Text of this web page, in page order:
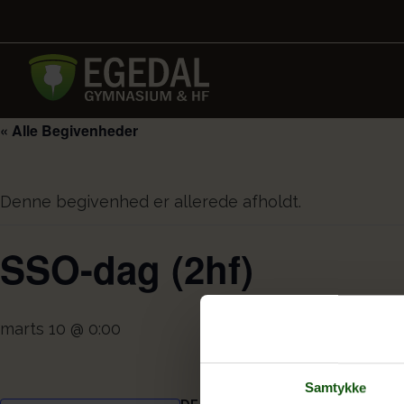
Samtykke
« Alle Begivenheder
Denne begivenhed er allerede afholdt.
SSO-dag (2hf)
marts 10 @ 0:00